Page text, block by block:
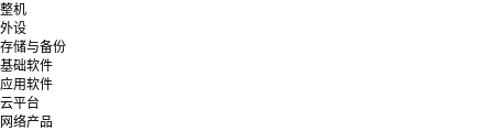
整机
外设
存储与备份
基础软件
应用软件
云平台
网络产品